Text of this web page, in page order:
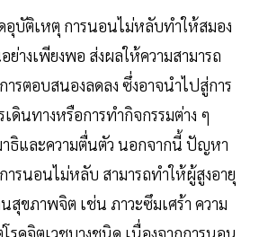
อุบัติเหตุ การนอนไม่หลับทำให้สมอง
างเพียงพอ ส่งผลให้ความสามารถ
รตอบสนองลดลง ซึ่งอาจนำไปสู่การ
ดินทางหรือการทำกิจกรรมต่าง ๆ
าธิและความตื่นตัว นอกจากนี้ ปัญหา
รนอนไม่หลับ สามารถทำให้ผู้สูงอายุ
ขภาพจิต เช่น ภาวะซึมเศร้า ความ